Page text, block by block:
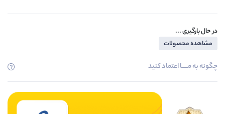
در حال بارگیری ...
مشاهده محصولات
چگونه به مــــــا اعتماد کنید